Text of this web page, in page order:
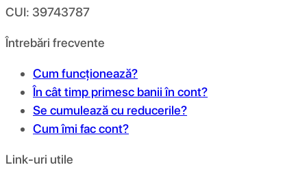
CUI: 39743787
Întrebări frecvente
Cum funcționează?
În cât timp primesc banii în cont?
Se cumulează cu reducerile?
Cum îmi fac cont?
Link-uri utile